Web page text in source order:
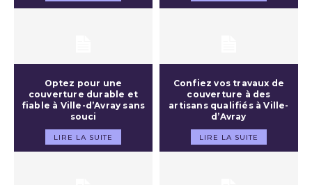
Optez pour une
couverture durable et
fiable à Ville-d’Avray sans
souci
LIRE LA SUITE
Confiez vos travaux de
couverture à des
artisans qualifiés à Ville-
d’Avray
LIRE LA SUITE